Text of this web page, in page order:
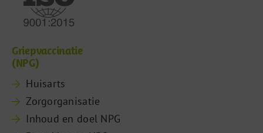
Griepvaccinatie
(NPG)
Huisarts
Zorgorganisatie
Inhoud en doel NPG